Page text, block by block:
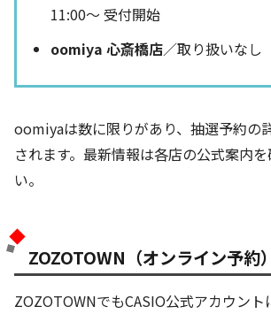
11:00～ 受付開始
oomiya 心斎橋店／取り扱いなし
oomiyaは数に限りがあり、抽選予約の
されます。最新情報は各店の公式案内
い。
ZOZOTOWN（オンライン予約）
ZOZOTOWNでもCASIO公式アカウン